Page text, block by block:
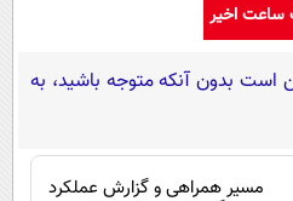
ساعت اخیر
است بدون آنکه متوجه باشید، به
مسیر همراهی و گزارش عملکرد